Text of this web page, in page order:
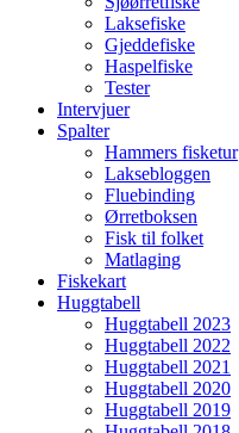
Laksefiske
Gjeddefiske
Haspelfiske
Tester
Intervjuer
Spalter
Hammers fisketur
Laksebloggen
Fluebinding
Ørretboksen
Fisk til folket
Matlaging
Fiskekart
Huggtabell
Huggtabell 2023
Huggtabell 2022
Huggtabell 2021
Huggtabell 2020
Huggtabell 2019